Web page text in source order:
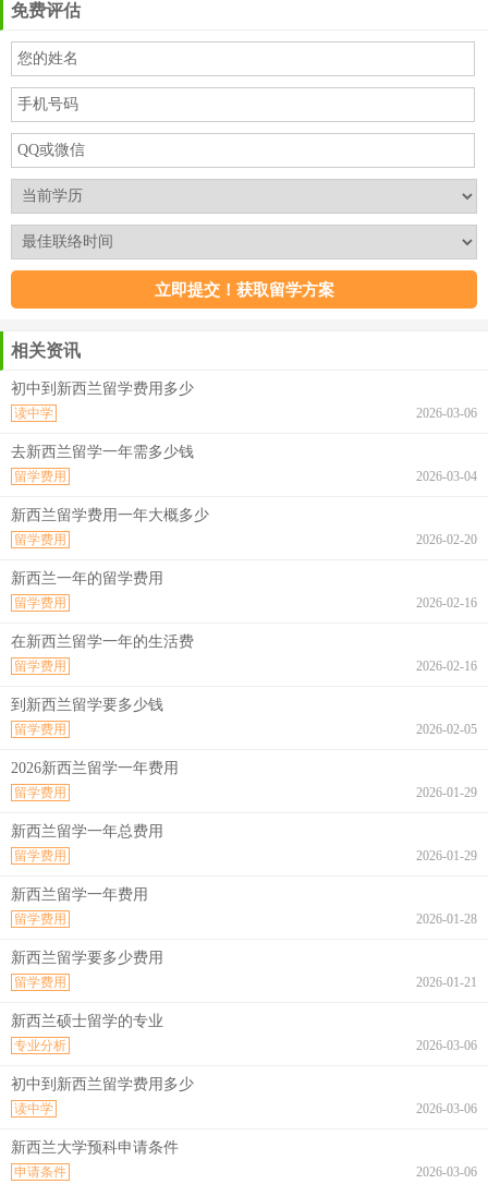
免费评估
相关资讯
初中到新西兰留学费用多少
2026-03-06
读中学
去新西兰留学一年需多少钱
2026-03-04
留学费用
新西兰留学费用一年大概多少
2026-02-20
留学费用
新西兰一年的留学费用
2026-02-16
留学费用
在新西兰留学一年的生活费
2026-02-16
留学费用
到新西兰留学要多少钱
2026-02-05
留学费用
2026新西兰留学一年费用
2026-01-29
留学费用
新西兰留学一年总费用
2026-01-29
留学费用
新西兰留学一年费用
2026-01-28
留学费用
新西兰留学要多少费用
2026-01-21
留学费用
新西兰硕士留学的专业
2026-03-06
专业分析
初中到新西兰留学费用多少
2026-03-06
读中学
新西兰大学预科申请条件
2026-03-06
申请条件